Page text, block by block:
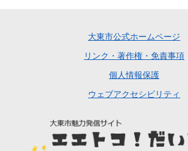
大東市公式ホームページ
リンク・著作権・免責事項
個人情報保護
ウェブアクセシビリティ